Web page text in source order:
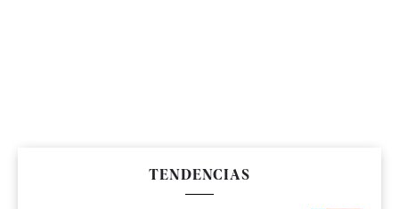
TENDENCIAS